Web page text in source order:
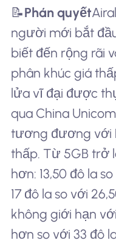
📝Phán quyết
người mới bắt
biết đến rộng rãi
phân khúc giá
lửa vĩ đại được
qua China
tương đương với
thấp. Từ 5GB trở
hơn: 13,50 đô la
17 đô la so với
không giới hạn
hơn so với 33 đô